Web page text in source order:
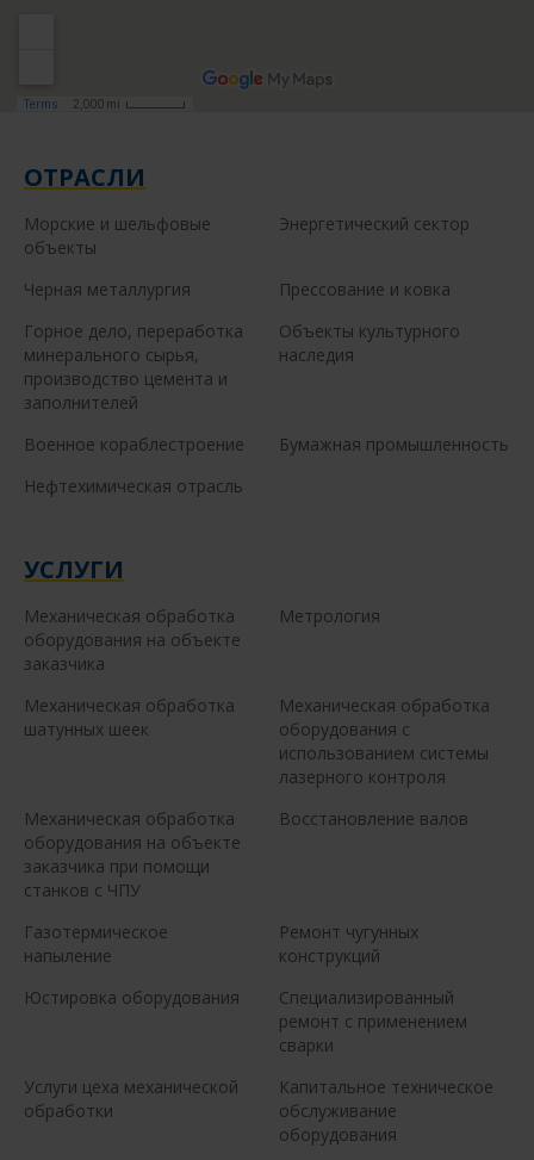
ОТРАСЛИ
Морские и шельфовые
объекты
Энергетический сектор
Черная металлургия
Прессование и ковка
Горное дело, переработка
минерального сырья,
производство цемента и
заполнителей
Объекты культурного
наследия
Военное кораблестроение
Бумажная промышленность
Нефтехимическая отрасль
УСЛУГИ
Механическая обработка
оборудования на объекте
заказчика
Метрология
Механическая обработка
шатунных шеек
Механическая обработка
оборудования с
использованием системы
лазерного контроля
Механическая обработка
оборудования на объекте
заказчика при помощи
станков с ЧПУ
Восстановление валов
Газотермическое
напыление
Ремонт чугунных
конструкций
Юстировка оборудования
Специализированный
ремонт с применением
сварки
Услуги цеха механической
обработки
Капитальное техническое
обслуживание
оборудования